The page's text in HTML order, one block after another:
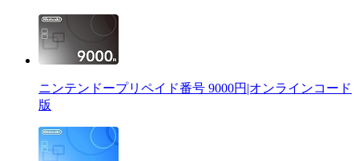
ニンテンドープリペイド番号 9000円|オンラインコード
版